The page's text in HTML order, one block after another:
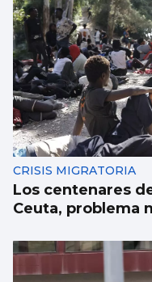
CRISIS MIGRATORIA
Los centenares
Ceuta, problema